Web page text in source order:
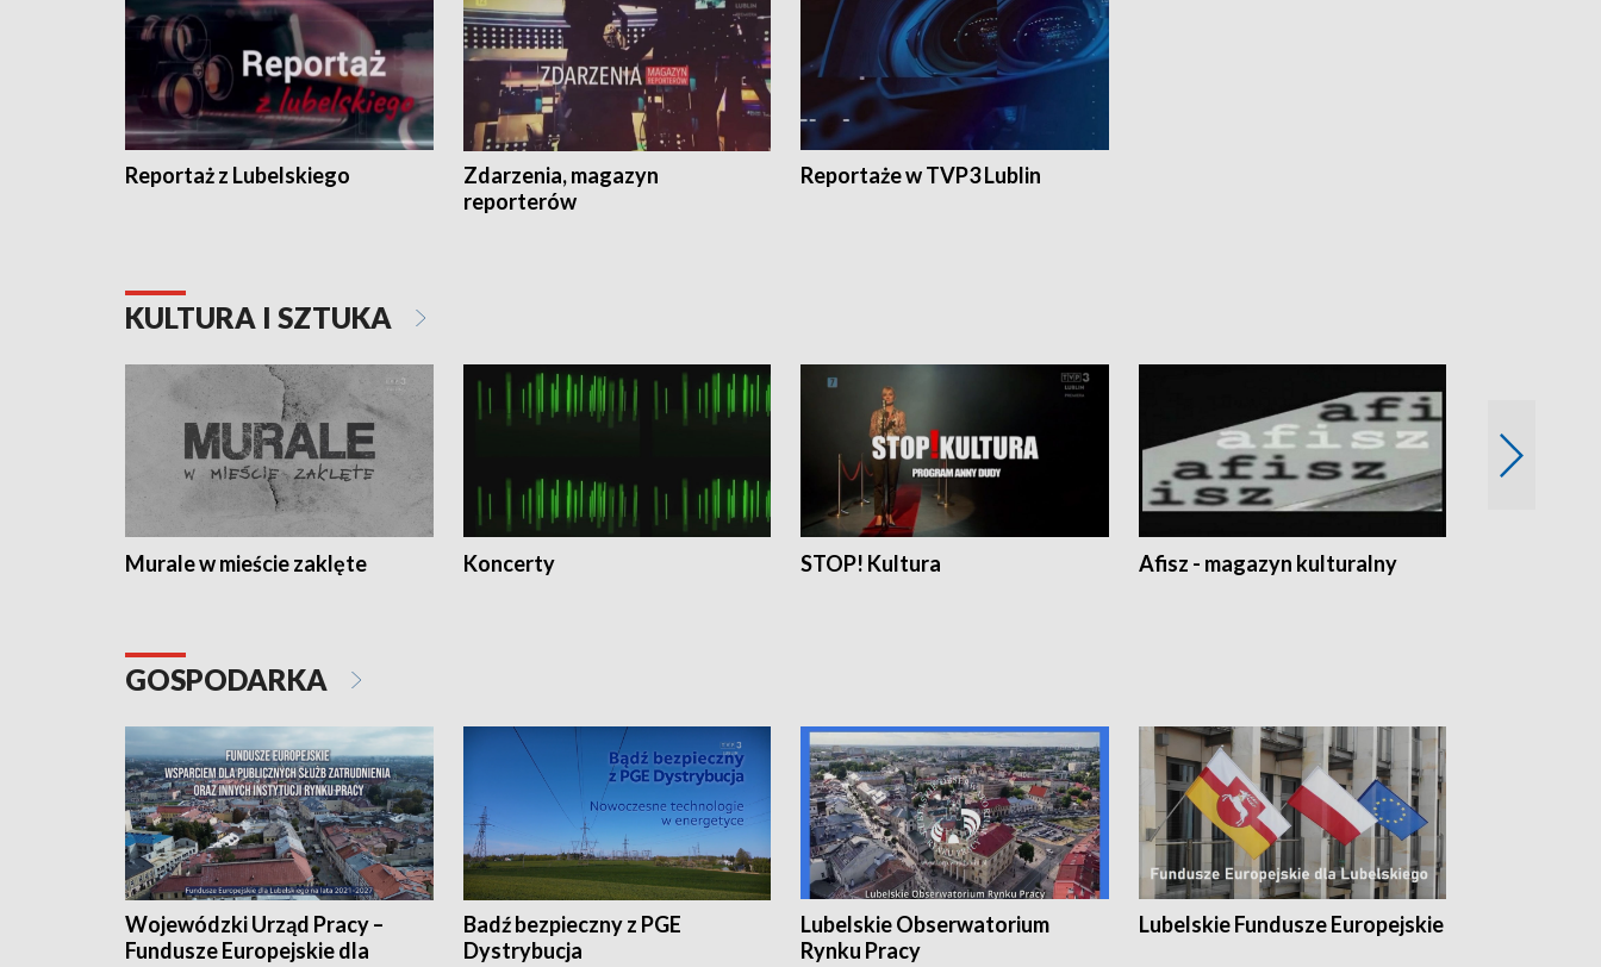
Reportaż z Lubelskiego
Zdarzenia, magazyn
reporterów
Reportaże w TVP3 Lublin
KULTURA I SZTUKA
Murale w mieście zaklęte Koncerty STOP! Kultura Afisz - magazyn kulturalny
GOSPODARKA
Wojewódzki Urząd Pracy –
Fundusze Europejskie dla
Badź bezpieczny z PGE
Dystrybucja
Lubelskie Obserwatorium
Rynku Pracy
Lubelskie Fundusze Europejskie